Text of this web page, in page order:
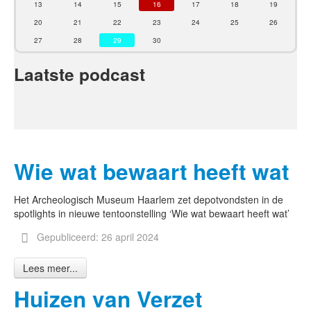
13
14 15 16 17 18
19
20
21 22 23 24 25
26
27
28 29 30
Laatste podcast
Wie wat bewaart heeft wat
Het Archeologisch Museum Haarlem zet depotvondsten in de
spotlights in nieuwe tentoonstelling ‘Wie wat bewaart heeft wat’
Gepubliceerd: 26 april 2024
Lees meer...
Huizen van Verzet